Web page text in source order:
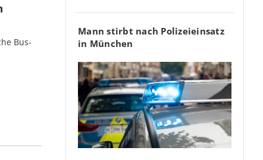
Bus-
Mann stirbt nach Polizeieinsatz
in München